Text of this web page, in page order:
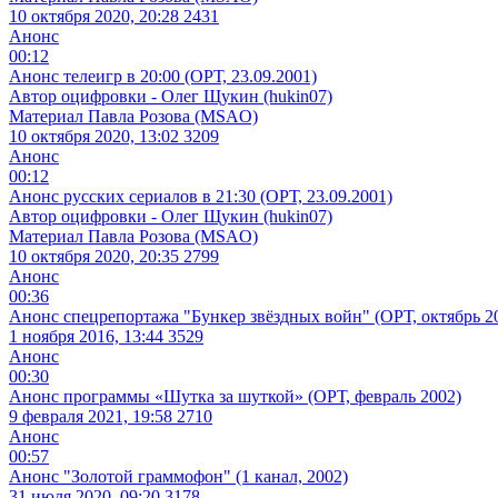
10 октября 2020, 20:28 2431
Анонс
00:12
Анонс телеигр в 20:00 (ОРТ, 23.09.2001)
Автор оцифровки - Олег Щукин (hukin07)
Материал Павла Розова (MSAO)
10 октября 2020, 13:02 3209
Анонс
00:12
Анонс русских сериалов в 21:30 (ОРТ, 23.09.2001)
Автор оцифровки - Олег Щукин (hukin07)
Материал Павла Розова (MSAO)
10 октября 2020, 20:35 2799
Анонс
00:36
Анонс спецрепортажа "Бункер звёздных войн" (ОРТ, октябрь
1 ноября 2016, 13:44 3529
Анонс
00:30
Анонс программы «Шутка за шуткой» (ОРТ, февраль 2002)
9 февраля 2021, 19:58 2710
Анонс
00:57
Анонс "Золотой граммофон" (1 канал, 2002)